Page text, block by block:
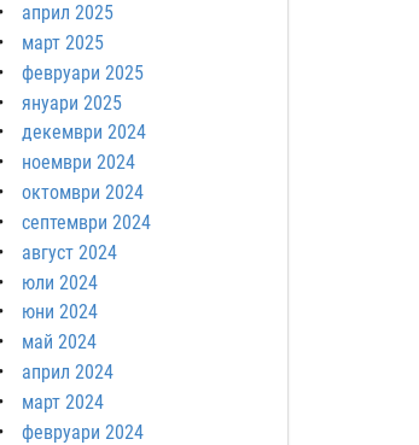
април 2025
март 2025
февруари 2025
януари 2025
декември 2024
ноември 2024
октомври 2024
септември 2024
август 2024
юли 2024
юни 2024
май 2024
април 2024
март 2024
февруари 2024